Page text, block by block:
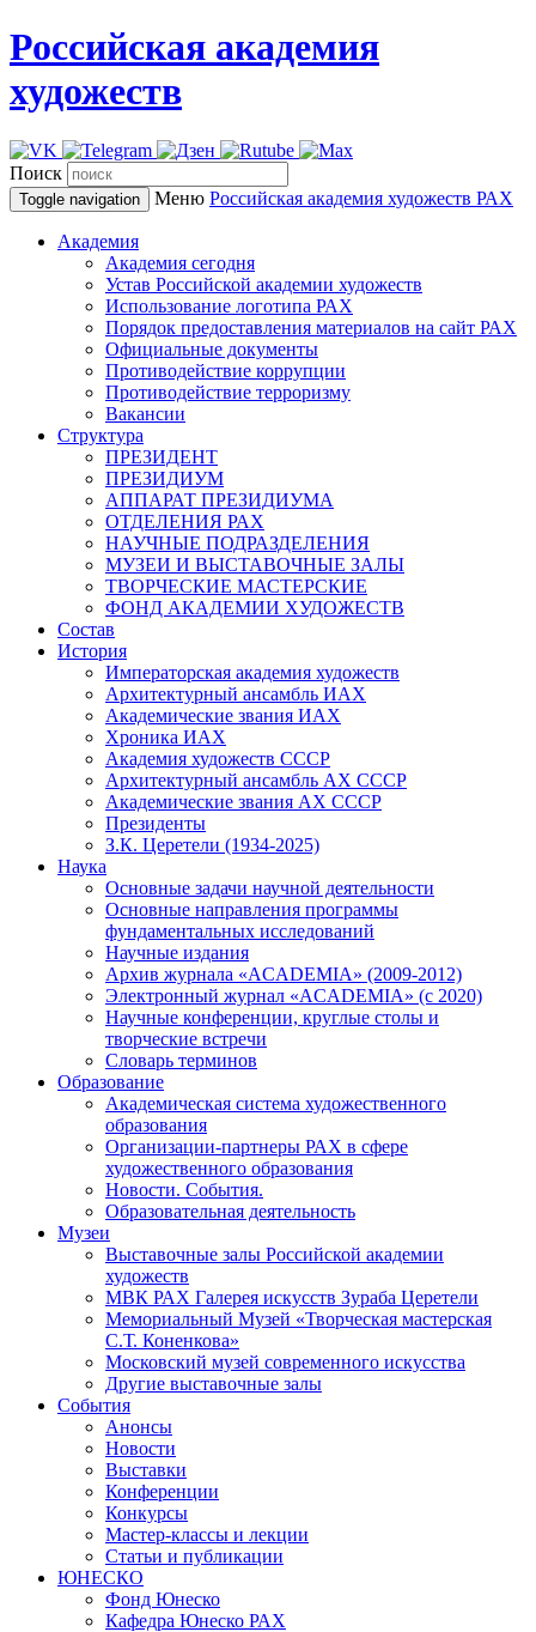
Российская академия
художеств
Поиск
Toggle navigation Меню Российская академия художеств РАХ
Академия
Академия сегодня
Устав Российской академии художеств
Использование логотипа РАХ
Порядок предоставления материалов на сайт РАХ
Официальные документы
Противодействие коррупции
Противодействие терроризму
Вакансии
Структура
ПРЕЗИДЕНТ
ПРЕЗИДИУМ
АППАРАТ ПРЕЗИДИУМА
ОТДЕЛЕНИЯ РАХ
НАУЧНЫЕ ПОДРАЗДЕЛЕНИЯ
МУЗЕИ И ВЫСТАВОЧНЫЕ ЗАЛЫ
ТВОРЧЕСКИЕ МАСТЕРСКИЕ
ФОНД АКАДЕМИИ ХУДОЖЕСТВ
Состав
История
Императорская академия художеств
Архитектурный ансамбль ИАХ
Академические звания ИАХ
Хроника ИАХ
Академия художеств СССР
Архитектурный ансамбль АХ СССР
Академические звания АХ СССР
Президенты
З.К. Церетели (1934-2025)
Наука
Основные задачи научной деятельности
Основные направления программы
фундаментальных исследований
Научные издания
Архив журнала «ACADEMIA» (2009-2012)
Электронный журнал «ACADEMIA» (с 2020)
Научные конференции, круглые столы и
творческие встречи
Словарь терминов
Образование
Академическая система художественного
образования
Организации-партнеры РАХ в сфере
художественного образования
Новости. События.
Образовательная деятельность
Музеи
Выставочные залы Российской академии
художеств
МВК РАХ Галерея искусств Зураба Церетели
Мемориальный Музей «Творческая мастерская
С.Т. Коненкова»
Московский музей современного искусства
Другие выставочные залы
События
Анонсы
Новости
Выставки
Конференции
Конкурсы
Мастер-классы и лекции
Статьи и публикации
ЮНЕСКО
Фонд Юнеско
Кафедра Юнеско РАХ